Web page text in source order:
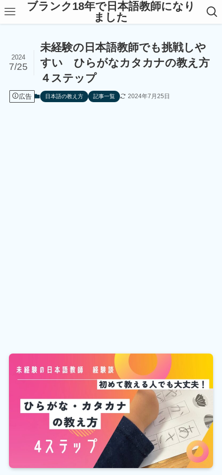
ブランク18年で日本語教師になり
ました
未経験の日本語教師でも挑戦しや
すい ひらがなカタカナの教え方
４ステップ
2024
7/25
広告 日本語の教え方 記事一覧 2024年7月25日